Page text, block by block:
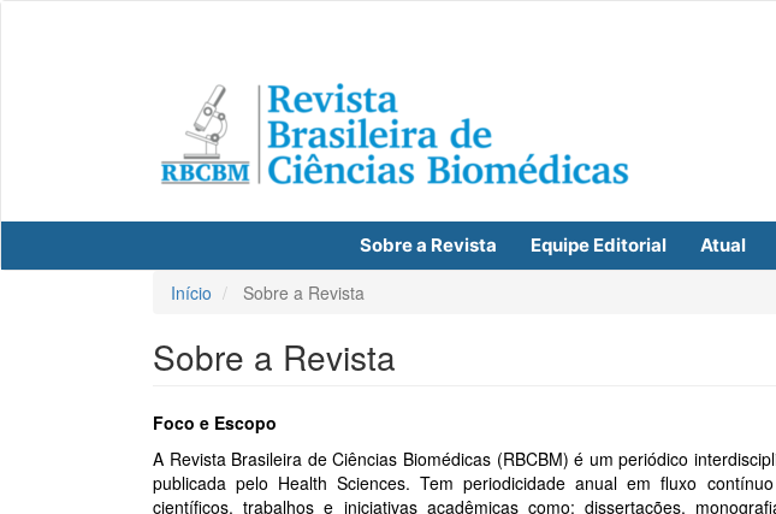
Sobre a Revista Equipe Editorial Atual
Início Sobre a Revista
Sobre a Revista
Foco e Escopo
A Revista Brasileira de Ciências Biomédicas (RBCBM) é um periódico
publicada pelo Health Sciences. Tem periodicidade anual em fluxo
científicos, trabalhos e iniciativas acadêmicas como: dissertações,